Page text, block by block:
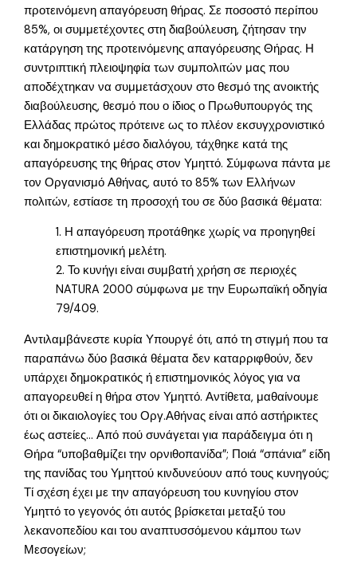
προτεινόμενη απαγόρευση θήρας. Σε ποσοστό περίπου
85%, οι συμμετέχοντες στη διαβούλευση, ζήτησαν την
κατάργηση της προτεινόμενης απαγόρευσης Θήρας. Η
συντριπτική πλειοψηφία των συμπολιτών μας που
αποδέχτηκαν να συμμετάσχουν στο θεσμό της ανοικτής
διαβούλευσης, θεσμό που ο ίδιος ο Πρωθυπουργός της
Ελλάδας πρώτος πρότεινε ως το πλέον εκσυγχρονιστικό
και δημοκρατικό μέσο διαλόγου, τάχθηκε κατά της
απαγόρευσης της θήρας στον Υμηττό. Σύμφωνα πάντα με
τον Οργανισμό Αθήνας, αυτό το 85% των Ελλήνων
πολιτών, εστίασε τη προσοχή του σε δύο βασικά θέματα:
1. Η απαγόρευση προτάθηκε χωρίς να προηγηθεί
επιστημονική μελέτη.
2. Το κυνήγι είναι συμβατή χρήση σε περιοχές
NATURA 2000 σύμφωνα με την Ευρωπαϊκή οδηγία
79/409.
Αντιλαμβάνεστε κυρία Υπουργέ ότι, από τη στιγμή που τα
παραπάνω δύο βασικά θέματα δεν καταρριφθούν, δεν
υπάρχει δημοκρατικός ή επιστημονικός λόγος για να
απαγορευθεί η θήρα στον Υμηττό. Αντίθετα, μαθαίνουμε
ότι οι δικαιολογίες του Οργ.Αθήνας είναι από αστήρικτες
έως αστείες… Από πού συνάγεται για παράδειγμα ότι η
Θήρα “υποβαθμίζει την ορνιθοπανίδα”; Ποιά “σπάνια” είδη
της πανίδας του Υμηττού κινδυνεύουν από τους κυνηγούς;
Τί σχέση έχει με την απαγόρευση του κυνηγίου στον
Υμηττό το γεγονός ότι αυτός βρίσκεται μεταξύ του
λεκανοπεδίου και του αναπτυσσόμενου κάμπου των
Μεσογείων;